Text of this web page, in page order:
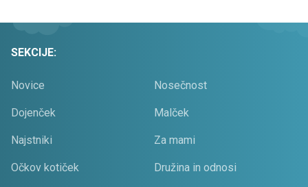
SEKCIJE:
Novice Nosečnost
Dojenček Malček
Najstniki Za mami
Očkov kotiček Družina in odnosi